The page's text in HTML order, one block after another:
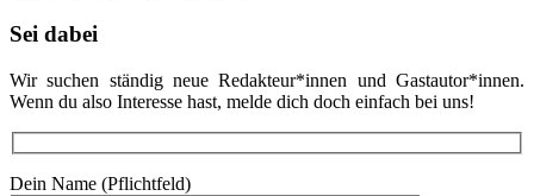
Sei dabei
Wir suchen ständig neue Redakteur*innen und Gastautor*innen.
Wenn du also Interesse hast, melde dich doch einfach bei uns!
Dein Name (Pflichtfeld)